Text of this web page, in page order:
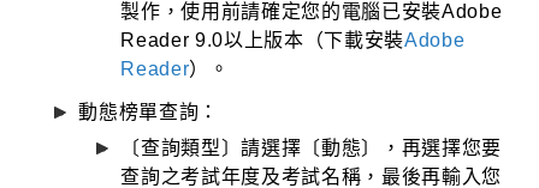
製作，使用前請確定您的電腦已安裝Adobe
Reader 9.0以上版本（下載安裝Adobe
Reader）。
動態榜單查詢：
〔查詢類型〕請選擇〔動態〕，再選擇您要
查詢之考試年度及考試名稱，最後再輸入您